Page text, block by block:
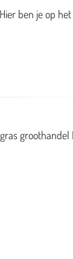
ben je op